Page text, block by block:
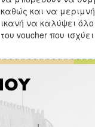
καθώς και να
ικανή να καλύψει
του voucher που